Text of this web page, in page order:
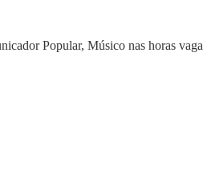
Popular, Músico nas horas